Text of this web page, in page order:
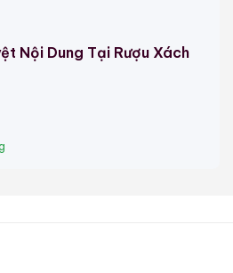
Whisky
Nội Dung Tại Rượu Xách